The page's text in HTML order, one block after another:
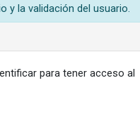
y la validación del usuario.
para tener acceso al